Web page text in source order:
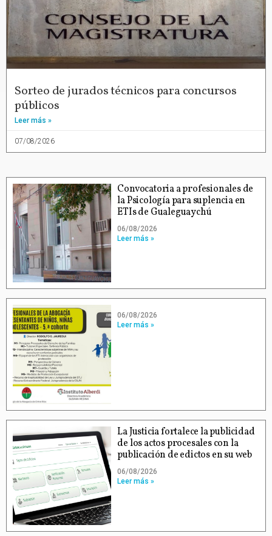
Sorteo de jurados técnicos para concursos
públicos
Leer más »
07/08/2026
Convocatoria a profesionales de
la Psicología para suplencia en
ETIs de Gualeguaychú
06/08/2026
Leer más »
06/08/2026
Leer más »
La Justicia fortalece la publicidad
de los actos procesales con la
publicación de edictos en su web
06/08/2026
Leer más »